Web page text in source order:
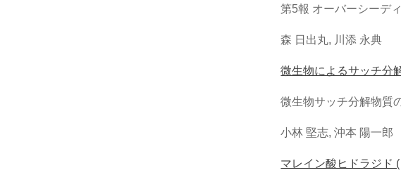
第5報 オーバーシーデ
森 日出丸, 川添 永典
微生物によるサッチ分
微生物サッチ分解物質
小林 堅志, 沖本 陽一郎
マレイン酸ヒドラジド